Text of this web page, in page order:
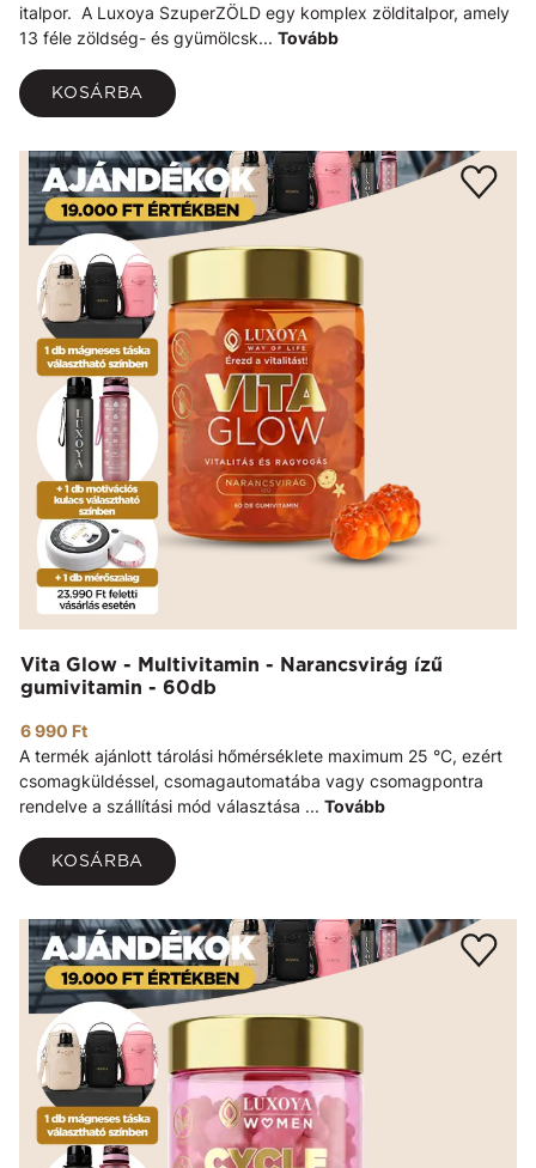
italpor. A Luxoya SzuperZÖLD egy komplex zölditalpor, amely
13 féle zöldség- és gyümölcsk... Tovább
KOSÁRBA
Vita Glow - Multivitamin - Narancsvirág ízű
gumivitamin - 60db
6 990 Ft
A termék ajánlott tárolási hőmérséklete maximum 25 °C, ezért
csomagküldéssel, csomagautomatába vagy csomagpontra
rendelve a szállítási mód választása ... Tovább
KOSÁRBA